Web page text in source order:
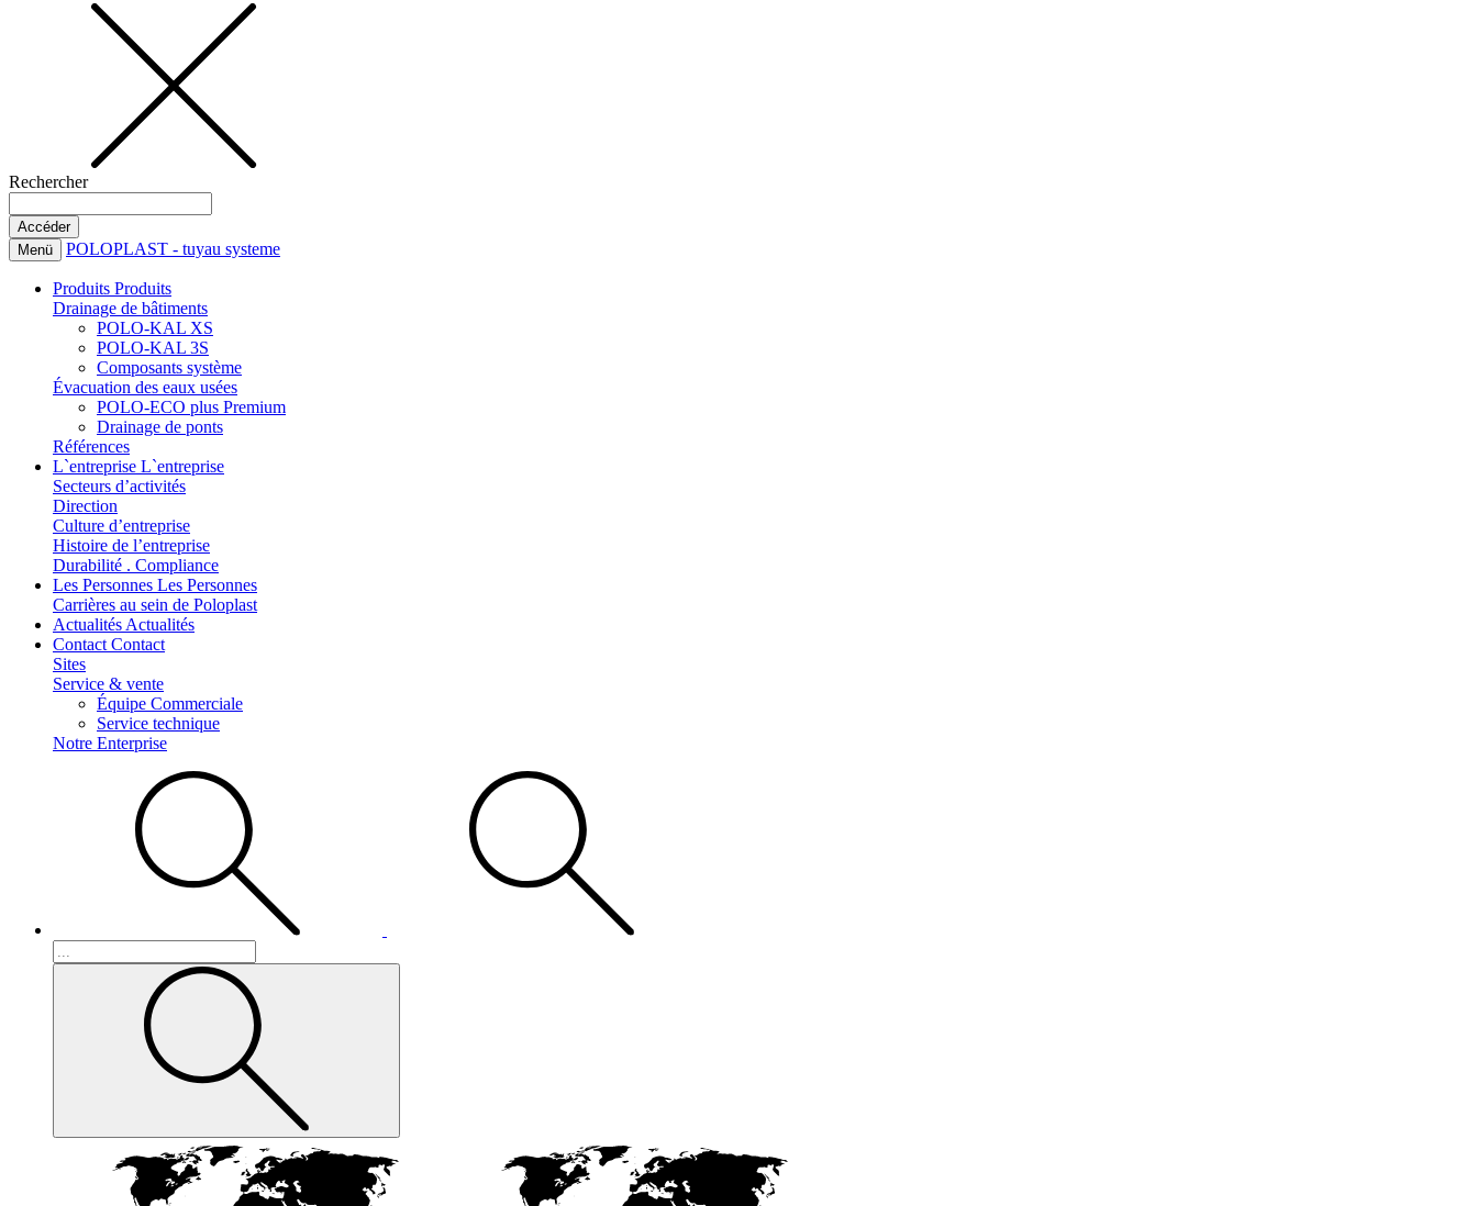
Rechercher
Menü POLOPLAST - tuyau systeme
Produits Produits
Drainage de bâtiments
POLO-KAL XS
POLO-KAL 3S
Composants système
Évacuation des eaux usées
POLO-ECO plus Premium
Drainage de ponts
Références
L`entreprise L`entreprise
Secteurs d’activités
Direction
Culture d’entreprise
Histoire de l’entreprise
Durabilité . Compliance
Les Personnes Les Personnes
Carrières au sein de Poloplast
Actualités Actualités
Contact Contact
Sites
Service & vente
Équipe Commerciale
Service technique
Notre Enterprise